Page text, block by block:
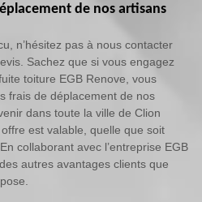
de nos artisans
n’hésitez pas à nous contacter
Sachez que si vous engagez
toiture EGB Renove, vous
frais de déplacement de nos
dans toute la ville de Clion
est valable, quelle que soit
collaborant avec l’entreprise EGB
autres avantages clients que